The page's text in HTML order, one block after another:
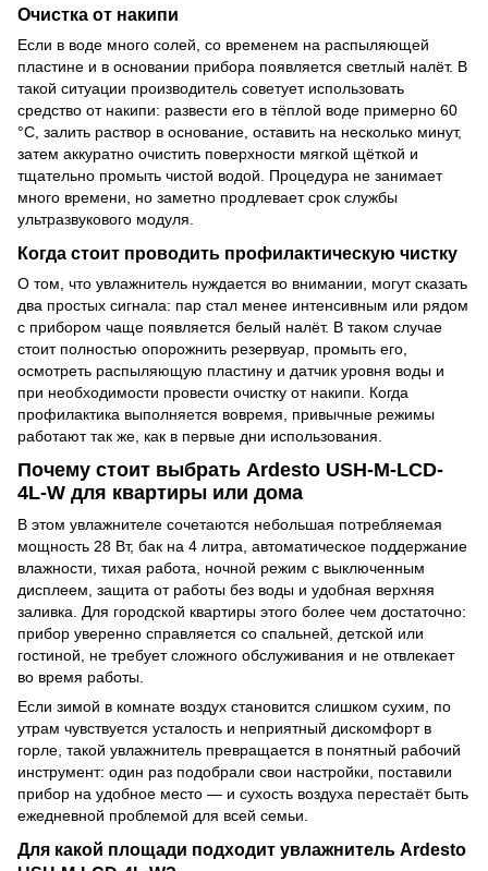
Очистка от накипи
Если в воде много солей, со временем на распыляющей
пластине и в основании прибора появляется светлый налёт. В
такой ситуации производитель советует использовать
средство от накипи: развести его в тёплой воде примерно 60
°C, залить раствор в основание, оставить на несколько минут,
затем аккуратно очистить поверхности мягкой щёткой и
тщательно промыть чистой водой. Процедура не занимает
много времени, но заметно продлевает срок службы
ультразвукового модуля.
Когда стоит проводить профилактическую чистку
О том, что увлажнитель нуждается во внимании, могут сказать
два простых сигнала: пар стал менее интенсивным или рядом
с прибором чаще появляется белый налёт. В таком случае
стоит полностью опорожнить резервуар, промыть его,
осмотреть распыляющую пластину и датчик уровня воды и
при необходимости провести очистку от накипи. Когда
профилактика выполняется вовремя, привычные режимы
работают так же, как в первые дни использования.
Почему стоит выбрать Ardesto USH-M-LCD-
4L-W для квартиры или дома
В этом увлажнителе сочетаются небольшая потребляемая
мощность 28 Вт, бак на 4 литра, автоматическое поддержание
влажности, тихая работа, ночной режим с выключенным
дисплеем, защита от работы без воды и удобная верхняя
заливка. Для городской квартиры этого более чем достаточно:
прибор уверенно справляется со спальней, детской или
гостиной, не требует сложного обслуживания и не отвлекает
во время работы.
Если зимой в комнате воздух становится слишком сухим, по
утрам чувствуется усталость и неприятный дискомфорт в
горле, такой увлажнитель превращается в понятный рабочий
инструмент: один раз подобрали свои настройки, поставили
прибор на удобное место — и сухость воздуха перестаёт быть
ежедневной проблемой для всей семьи.
Для какой площади подходит увлажнитель Ardesto